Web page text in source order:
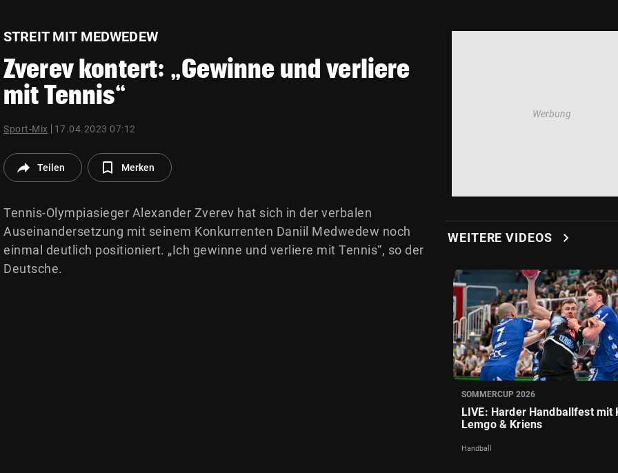
STREIT MIT MEDWEDEW
Zverev kontert: „Gewinne und verliere
mit Tennis“
Sport-Mix 17.04.2023 07:12
Teilen Merken
Tennis-Olympiasieger Alexander Zverev hat sich in der verbalen
Auseinandersetzung mit seinem Konkurrenten Daniil Medwedew noch
einmal deutlich positioniert. „Ich gewinne und verliere mit Tennis“, so der
Deutsche.
WEITERE VIDEOS chevron_right
SOMMERCUP 2026
LIVE: Harder Handballfest mit
Lemgo & Kriens
Handball